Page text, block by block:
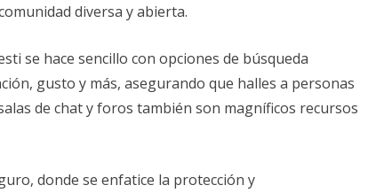
diversa y abierta.
se hace sencillo con opciones de búsqueda
gusto y más, asegurando que halles a personas
de chat y foros también son magníficos recursos
donde se enfatice la protección y